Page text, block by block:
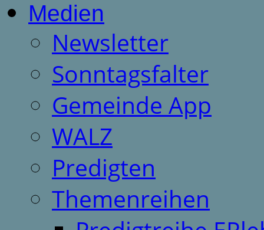
Medien
Newsletter
Sonntagsfalter
Gemeinde App
WALZ
Predigten
Themenreihen